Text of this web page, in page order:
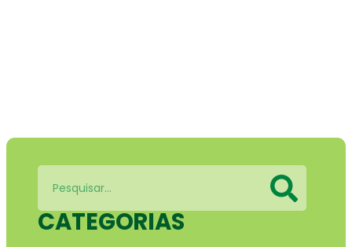
CATEGORIAS